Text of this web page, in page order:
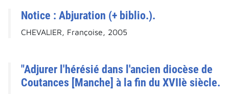
Notice : Abjuration (+ biblio.).
CHEVALIER, Françoise, 2005
"Adjurer l'hérésié dans l'ancien diocèse de
Coutances [Manche] à la fin du XVIIè siècle.